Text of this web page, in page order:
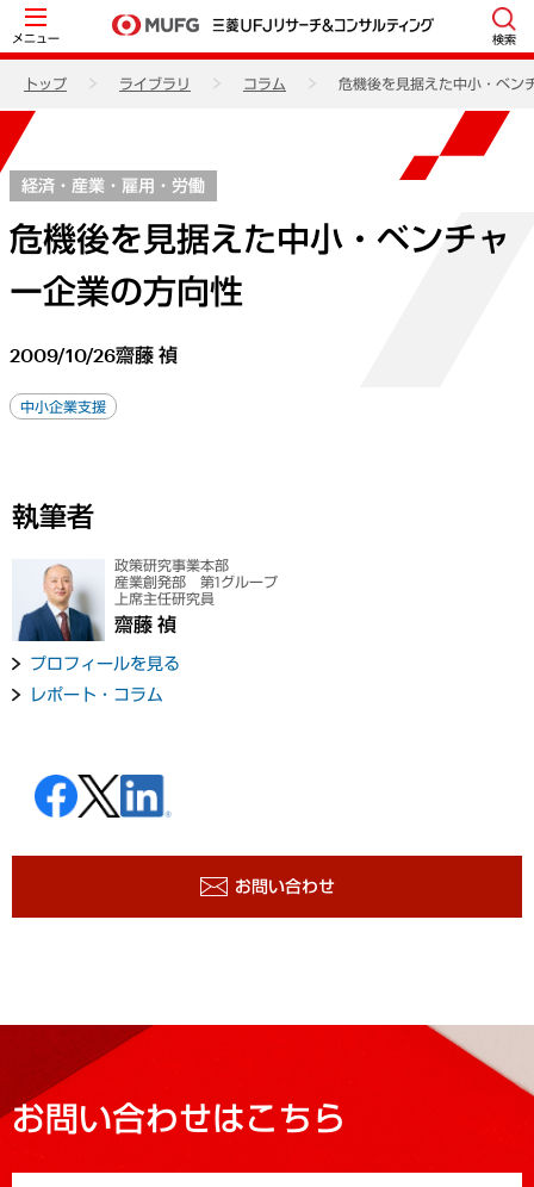
メニュー 検索
トップ ライブラリ コラム 危機後を見据えた中小・ベン
経済・産業・雇用・労働
危機後を見据えた中小・ベンチャ
ー企業の方向性
2009/10/26齋藤 禎
中小企業支援
執筆者
政策研究事業本部
産業創発部 第1グループ
上席主任研究員
齋藤 禎
プロフィールを見る
レポート・コラム
お問い合わせ
お問い合わせはこちら